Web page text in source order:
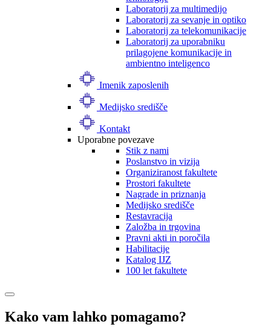
Laboratorij za multimedijo
Laboratorij za sevanje in optiko
Laboratorij za telekomunikacije
Laboratorij za uporabniku
prilagojene komunikacije in
ambientno inteligenco
Imenik zaposlenih
Medijsko središče
Kontakt
Uporabne povezave
Stik z nami
Poslanstvo in vizija
Organiziranost fakultete
Prostori fakultete
Nagrade in priznanja
Medijsko središče
Restavracija
Založba in trgovina
Pravni akti in poročila
Habilitacije
Katalog IJZ
100 let fakultete
Kako vam lahko pomagamo?